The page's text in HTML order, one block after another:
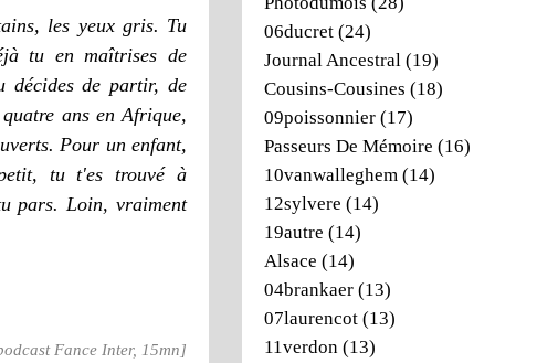
les yeux gris. Tu
tu en maîtrises de
décides de partir, de
ans en Afrique,
Pour un enfant,
tu t'es trouvé à
pars. Loin, vraiment
Fance Inter, 15mn]
06ducret (24)
Journal Ancestral (19)
Cousins-Cousines (18)
09poissonnier (17)
Passeurs De Mémoire (16)
10vanwalleghem (14)
12sylvere (14)
19autre (14)
Alsace (14)
04brankaer (13)
07laurencot (13)
11verdon (13)